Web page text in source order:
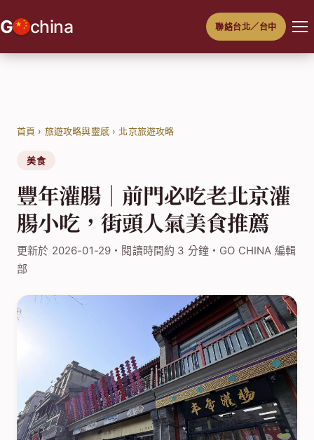
至
G china 聯絡台北／台中
首頁 › 旅遊攻略與靈感›北京旅遊攻略
美食
豐年灌腸｜前門必吃老北京灌
腸小吃，街頭人氣美食推薦
更新於 2026-01-29・閱讀時間約 3 分鐘・GO CHINA 編輯
部